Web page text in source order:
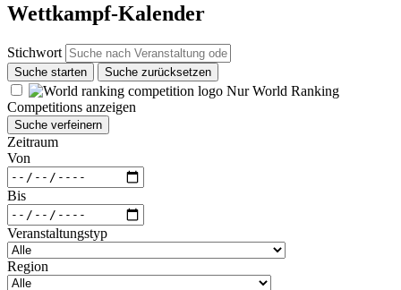
Wettkampf-Kalender
Stichwort
Suche starten Suche zurücksetzen
Nur World Ranking
Competitions anzeigen
Suche verfeinern
Zeitraum
Von
Bis
Veranstaltungstyp
Region